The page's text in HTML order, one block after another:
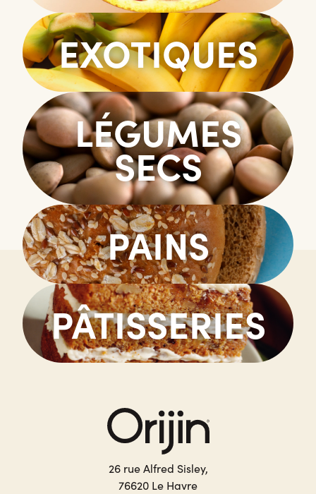
EXOTIQUES
LÉGUMES
SECS
PAINS
PÂTISSERIES
26 rue Alfred Sisley,
76620 Le Havre